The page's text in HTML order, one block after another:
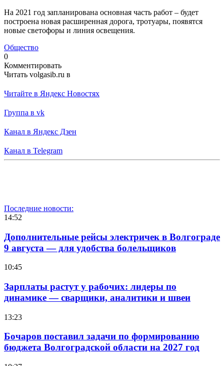
На 2021 год запланирована основная часть работ – будет
построена новая расширенная дорога, тротуары, появятся
новые светофоры и линия освещения.
Общество
0
Комментировать
Читать volgasib.ru в
Читайте в Яндекс Новостях
Группа в vk
Канал в Яндекс Дзен
Канал в Telegram
Последние новости:
14:52
Дополнительные рейсы электричек в Волгограде
9 августа — для удобства болельщиков
10:45
Зарплаты растут у рабочих: лидеры по
динамике — сварщики, аналитики и швеи
13:23
Бочаров поставил задачи по формированию
бюджета Волгоградской области на 2027 год